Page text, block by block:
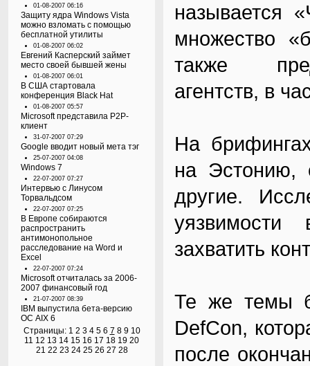
01-08-2007 06:16
Защиту ядра Windows Vista
можно взломать с помощью
бесплатной утилиты
01-08-2007 06:02
Евгений Касперский займет
место своей бывшей жены
01-08-2007 06:01
В США стартовала
конференция Black Hat
01-08-2007 05:57
Microsoft представила P2P-
клиент
31-07-2007 07:29
Google вводит новый мета тэг
25-07-2007 04:08
Windows 7
22-07-2007 07:27
Интервью с Линусом
Торвальдсом
22-07-2007 07:25
В Европе собираются
распространить
антимонопольное
расследование на Word и
Excel
22-07-2007 07:24
Microsoft отчиталась за 2006-
2007 финансовый год
21-07-2007 08:39
IBM выпустила бета-версию
ОС AIX 6
Страницы: 1 2 3 4 5 6 7 8 9 10
11 12 13 14 15 16 17 18 19 20
21 22 23 24 25 26 27 28
называется
множество
также
агентств, в
На
на Эстонию,
другие.
захватить
Те же темы
DefCon,
после